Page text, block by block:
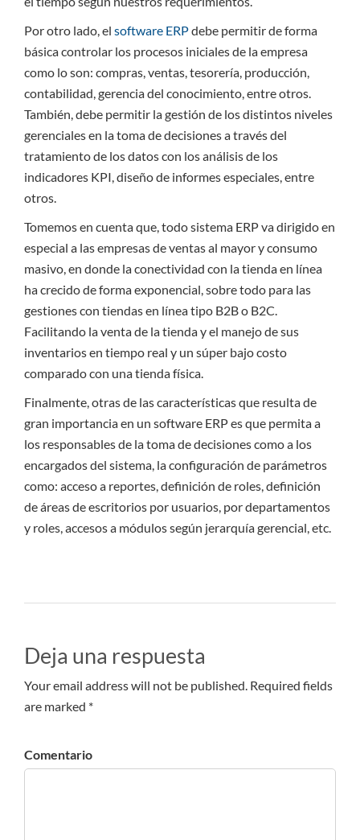
Por otro lado, el software ERPdebe permitir de forma
básica controlar los procesos iniciales de la empresa
como lo son: compras, ventas, tesorería, producción,
contabilidad, gerencia del conocimiento, entre otros.
También, debe permitir la gestión de los distintos niveles
gerenciales en la toma de decisiones a través del
tratamiento de los datos con los análisis de los
indicadores KPI, diseño de informes especiales, entre
otros.
Tomemos en cuenta que, todo sistema ERP va dirigido en
especial a las empresas de ventas al mayor y consumo
masivo, en donde la conectividad con la tienda en línea
ha crecido de forma exponencial, sobre todo para las
gestiones con tiendas en línea tipo B2B o B2C.
Facilitando la venta de la tienda y el manejo de sus
inventarios en tiempo real y un súper bajo costo
comparado con una tienda física.
Finalmente, otras de las características que resulta de
gran importancia en un software ERP es que permita a
los responsables de la toma de decisiones como a los
encargados del sistema, la configuración de parámetros
como: acceso a reportes, definición de roles, definición
de áreas de escritorios por usuarios, por departamentos
y roles, accesos a módulos según jerarquía gerencial, etc.
Deja una respuesta
Your email address will not be published. Required fields
are marked *
Comentario